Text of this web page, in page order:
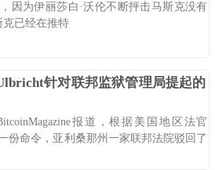
因为伊丽莎白·沃伦不断抨击马斯克没有
克已经在推特
针对联邦监狱管理局提起的
报道，根据美国地区法官
份命令，亚利桑那州一家联邦法院驳回了